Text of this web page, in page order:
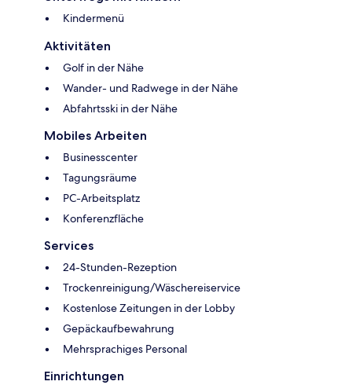
Kindermenü
Aktivitäten
Golf in der Nähe
Wander- und Radwege in der Nähe
Abfahrtsski in der Nähe
Mobiles Arbeiten
Businesscenter
Tagungsräume
PC-Arbeitsplatz
Konferenzfläche
Services
24-Stunden-Rezeption
Trockenreinigung/Wäschereiservice
Kostenlose Zeitungen in der Lobby
Gepäckaufbewahrung
Mehrsprachiges Personal
Einrichtungen